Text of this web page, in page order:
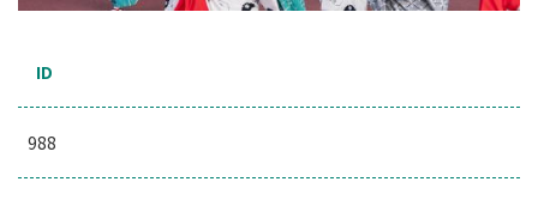
ID
988